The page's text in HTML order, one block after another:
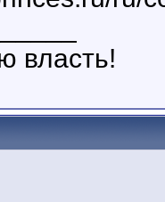
власть!